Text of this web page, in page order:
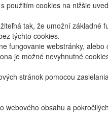
použitím cookies na nižšie
tak, že umožní
týchto cookies.
fungovanie webstránky,
je možné nevyhnutné
stránok pomocou
obsahu a